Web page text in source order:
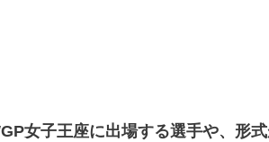
女子王座に出場する選手や、形